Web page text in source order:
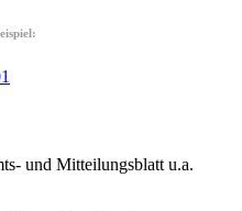
und Mitteilungsblatt u.a.